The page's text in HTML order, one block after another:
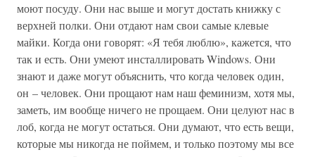
моют посуду. Они нас выше и могут достать книжку с
верхней полки. Они отдают нам свои самые клевые
майки. Когда они говорят: «Я тебя люблю», кажется, что
так и есть. Они умеют инсталлировать Windows. Они
знают и даже могут объяснить, что когда человек один,
он – человек. Они прощают нам наш феминизм, хотя мы,
заметь, им вообще ничего не прощаем. Они целуют нас в
лоб, когда не могут остаться. Они думают, что есть вещи,
которые мы никогда не поймем, и только поэтому мы все